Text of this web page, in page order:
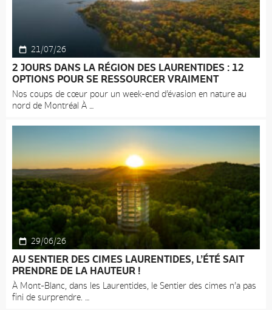
21/07/26
2 JOURS DANS LA RÉGION DES LAURENTIDES : 12
OPTIONS POUR SE RESSOURCER VRAIMENT
Nos coups de cœur pour un week-end d’évasion en nature au
nord de Montréal À
29/06/26
AU SENTIER DES CIMES LAURENTIDES, L’ÉTÉ SAIT
PRENDRE DE LA HAUTEUR !
À Mont-Blanc, dans les Laurentides, le Sentier des cimes n’a pas
fini de surprendre.